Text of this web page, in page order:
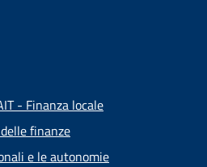
- Finanza locale
finanze
e le autonomie